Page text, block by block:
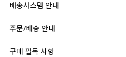
배송시스템 안내
주문/배송 안내
구매 필독 사항